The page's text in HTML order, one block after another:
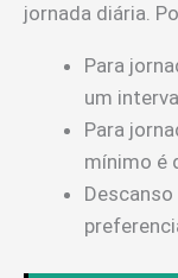
jornada diária.
Para
um
Para
mínimo é